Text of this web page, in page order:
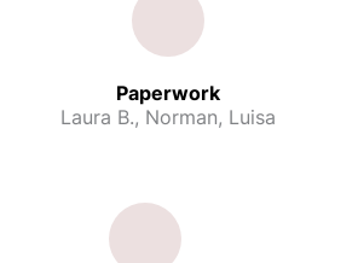
Paperwork
Laura B., Norman, Luisa